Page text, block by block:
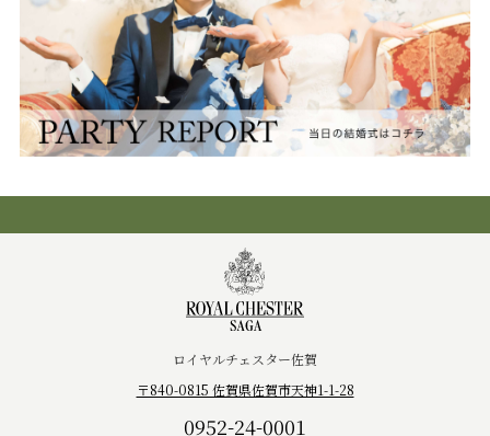
ロイヤルチェスター佐賀
〒840-0815 佐賀県佐賀市天神1-1-28
0952-24-0001